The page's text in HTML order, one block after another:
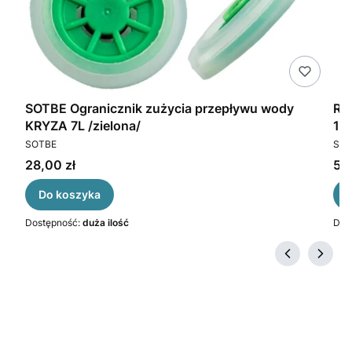
SOTBE Ogranicznik zużycia przepływu wody
KRYZA 7L /zielona/
PRODUCENT
SOTBE
Cena
28,00 zł
Do koszyka
Dostępność: duża ilość